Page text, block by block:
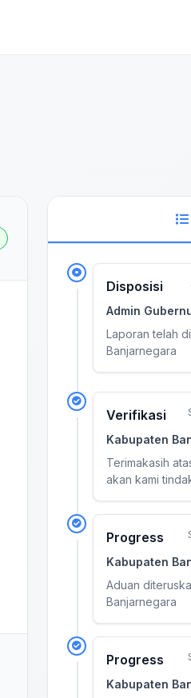
Disposisi
Admin
Laporan telah
Banjarnegara
Verifikasi
Kabupaten
Terimakasih
akan kami
Progress
Kabupaten
Aduan
Banjarnegara
Progress
Kabupaten